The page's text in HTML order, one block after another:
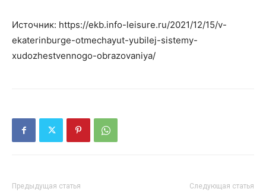
Источник: https://ekb.info-leisure.ru/2021/12/15/v-
ekaterinburge-otmechayut-yubilej-sistemy-
xudozhestvennogo-obrazovaniya/
Предыдущая статья Следующая статья